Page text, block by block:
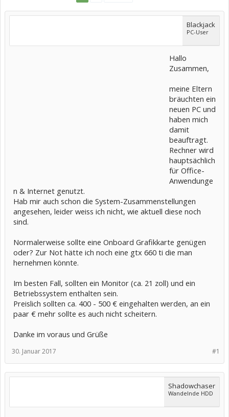
Blackjack
PC-User
Hallo
Zusammen,
meine Eltern
bräuchten ein
neuen PC und
haben mich
damit
beauftragt.
Rechner wird
hauptsächlich
für Office-
Anwendunge
n & Internet genutzt.
Hab mir auch schon die System-Zusammenstellungen
angesehen, leider weiss ich nicht, wie aktuell diese noch
sind.
Normalerweise sollte eine Onboard Grafikkarte genügen
oder? Zur Not hätte ich noch eine gtx 660 ti die man
hernehmen könnte.
Im besten Fall, sollten ein Monitor (ca. 21 zoll) und ein
Betriebssystem enthalten sein.
Preislich sollten ca. 400 - 500 € eingehalten werden, an ein
paar € mehr sollte es auch nicht scheitern.
Danke im voraus und Grüße
#1
30. Januar 2017
Shadowchaser
Wandelnde HDD